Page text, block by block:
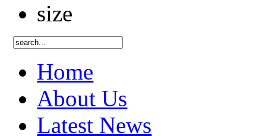
Home
About Us
Latest News